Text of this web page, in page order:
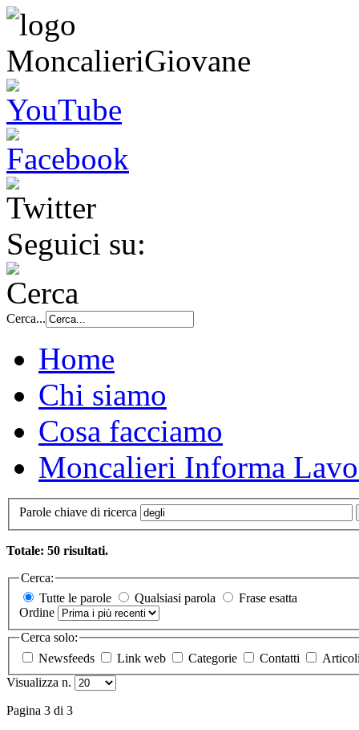
Seguici su:
Cerca...
Home
Chi siamo
Cosa facciamo
Moncalieri Informa
Parole chiave di ricerca
Totale: 50 risultati.
Cerca:
Tutte le parole
Qualsiasi parola
Frase esatta
Ordine
Cerca solo:
Newsfeeds
Link web Categorie Contatti
Visualizza n.
Pagina 3 di 3